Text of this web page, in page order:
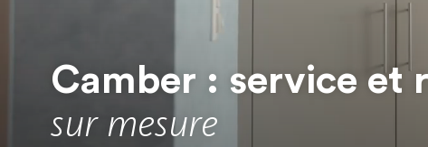
Camber : service et
sur mesure